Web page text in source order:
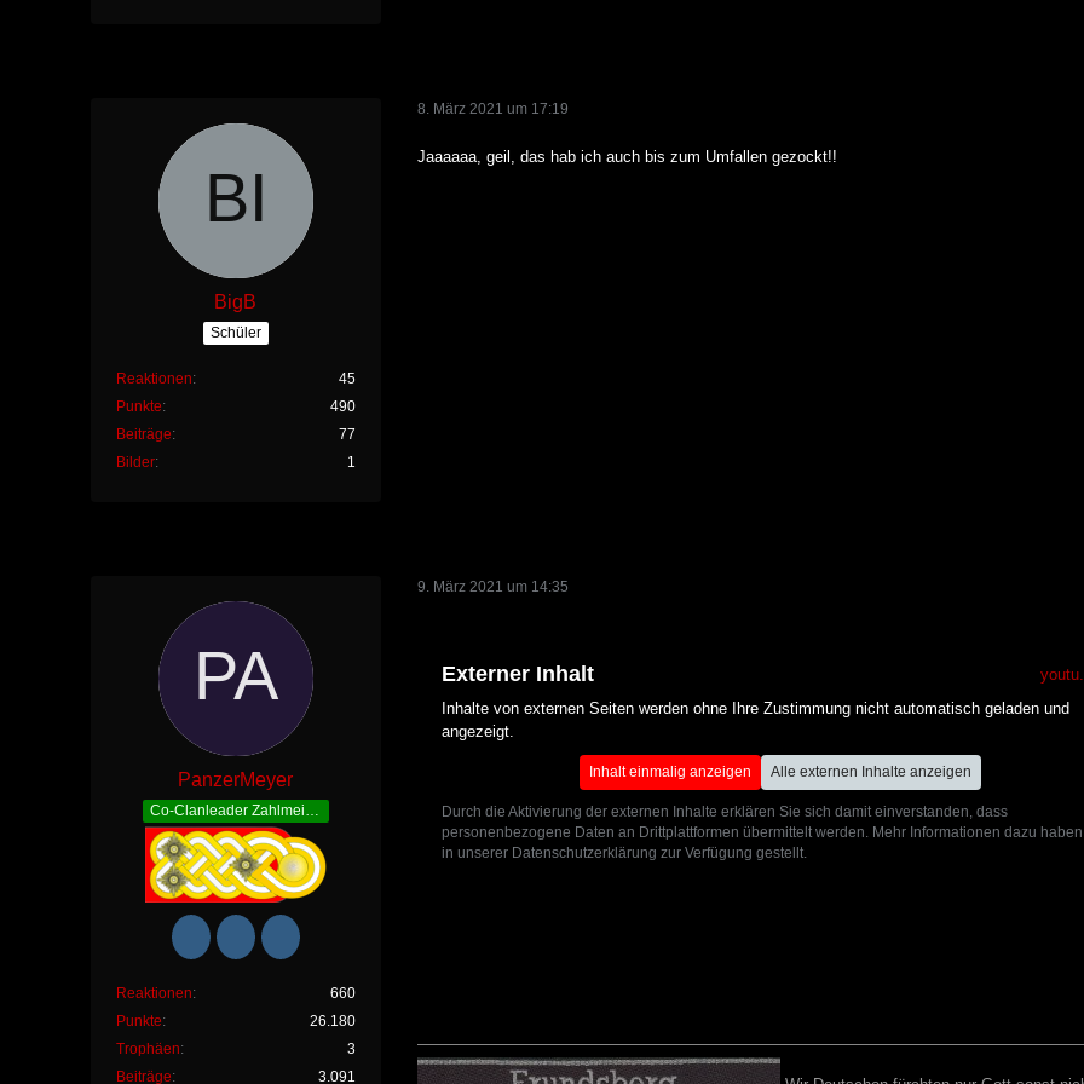
BigB
Schüler
Reaktionen
45
Punkte
490
Beiträge
77
Bilder
1
8. März 2021 um 17:19
Jaaaaaa, geil, das hab ich auch bis zum Umfallen gezockt!!
PanzerMeyer
Reaktionen
660
Punkte
26.180
Trophäen
3
Beiträge
3.091
9. März 2021 um 14:35
Externer Inhalt
Inhalte von externen Seiten werden ohne Ihre Zustimmung nicht automatisch geladen und
angezeigt.
Inhalt einmalig anzeigen Alle externen Inhalte anzeigen
Durch die Aktivierung der externen Inhalte erklären Sie sich damit einverstanden, dass
personenbezogene Daten an Drittplattformen übermittelt werden. Mehr Informationen dazu
in unserer Datenschutzerklärung zur Verfügung gestellt.